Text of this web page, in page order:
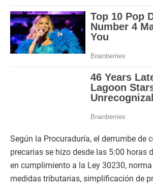
Según la Procuraduría, el derrumbe de
precarias se hizo desde las 5:00 horas
en cumplimiento a la Ley 30230,
medidas tributarias, simplificación de